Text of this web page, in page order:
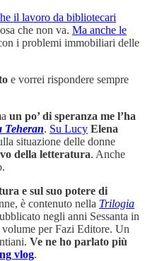
il lavoro da bibliotecari
che non va. Ma anche le
i problemi immobiliari delle
e vorrei rispondere sempre
un po’ di speranza me l’ha
Teheran. Su Lucy Elena
situazione delle donne
della letteratura. Anche
e sul suo potere di
è contenuto nella Trilogia
negli anni Sessanta in
per Fazi Editore. Un
Ve ne ho parlato più
vlog.